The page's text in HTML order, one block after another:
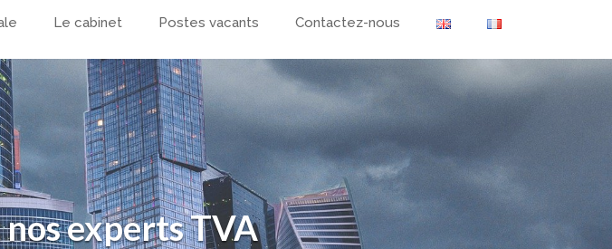
Le cabinet Postes vacants Contactez-nous
experts TVA